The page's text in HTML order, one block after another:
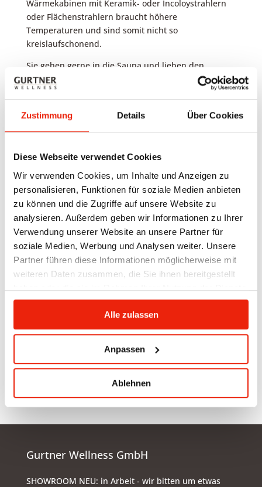
Zustimmung Details Über Cookies
Diese Webseite verwendet Cookies
Wir verwenden Cookies, um Inhalte und Anzeigen zu
personalisieren, Funktionen für soziale Medien anbieten
zu können und die Zugriffe auf unsere Website zu
analysieren. Außerdem geben wir Informationen zu Ihrer
Verwendung unserer Website an unsere Partner für
soziale Medien, Werbung und Analysen weiter. Unsere
Partner führen diese Informationen möglicherweise mit
weiteren Daten zusammen, die Sie ihnen bereitgestellt
haben oder die sie im Rahmen Ihrer Nutzung der Dienste
gesammelt haben.
Alle zulassen
Anpassen
Ablehnen
Wärmekabinen mit Keramik- oder Incoloystrahlern
oder Flächenstrahlern braucht höhere
Temperaturen und sind somit nicht so
kreislaufschonend.
Sie gehen gerne in die Sauna und lieben den
duftenden Aufguß? Jedoch vertragen Sie die hohe
Temperatur nicht so gut? Dann haben wir gute
höchste Stufe zu stellen. Versuchen Sie doch einmal
gleich zu Beginn der Aufheizzeit in Ihre Sauna zu
der Temperaturveränderung anzupassen. Steigern
Sie die Hitze nicht zu sehr. Bei niedrigen
Temperaturen kommen Sie mit höherer
Luftfeuchtigkeit leichter ins Schwitzen, als bei
trockener Luft. Machen Sie daher mehr Aufgüsse
(die Steine müssen jedoch heiß genug sein) oder
verwenden Sie die Verdampferfunktion Ihres
Kombiofens.
Saunieren ist auch kein Wettkampf. Bleiben Sie
immer nur solange, wie es Ihnen gut tut. Bei
Infrarotkabinen reicht eine durchgehende
Anwendung. In der Sauna werden je nach Belieben
oft mehrere Aufgüsse mit Pausen gemacht. Achten
Sie dabei immer auf Ihren Körper. Ist es zu
anstrengend, verlangt er nach einer Pause!
Gurtner Wellness GmbH
SHOWROOM NEU: in Arbeit - wir bitten um etwas